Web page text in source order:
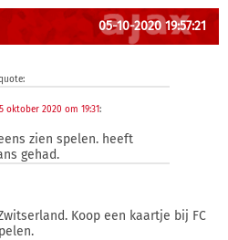
05-10-2020 19:57:21
oktober 2020 om 19:31:
zien spelen. heeft
gehad.
Koop een kaartje bij FC